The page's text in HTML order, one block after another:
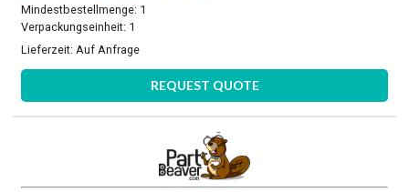
Mindestbestellmenge: 1
Verpackungseinheit: 1
Lieferzeit: Auf Anfrage
REQUEST QUOTE